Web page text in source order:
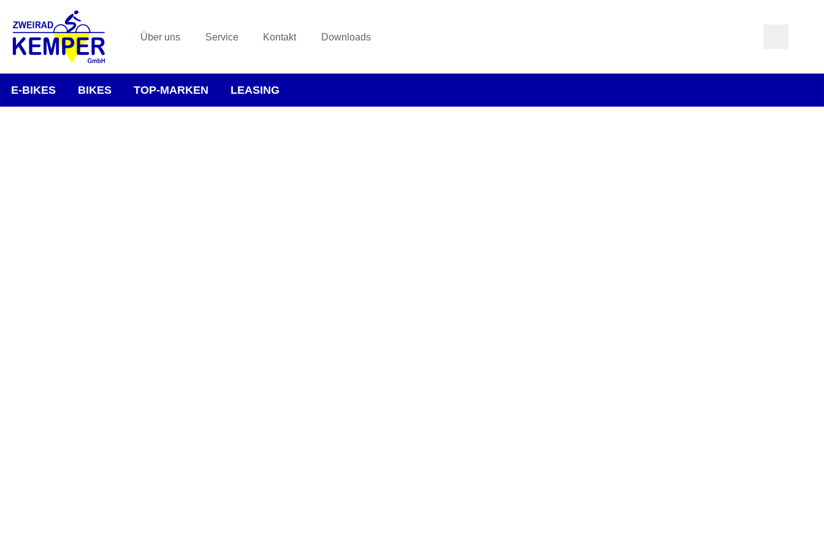
Über uns Service Kontakt Downloads
E-BIKES BIKES TOP-MARKEN LEASING